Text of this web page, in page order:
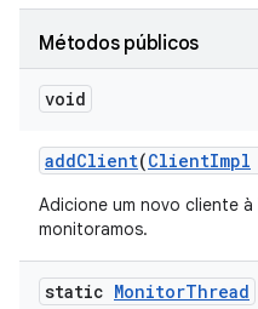
Métodos públicos
void
addClient(ClientImpl
Adicione um novo cliente
monitoramos.
static MonitorThread